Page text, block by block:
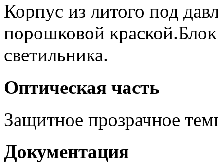
Корпус из литого под
порошковой
светильника.
Оптическая часть
Защитное прозрачное
Документация